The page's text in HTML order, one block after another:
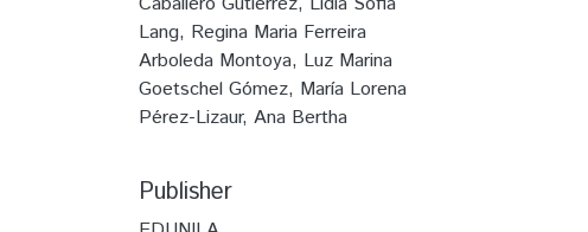
Lang, Regina Maria Ferreira
Arboleda Montoya, Luz Marina
Goetschel Gómez, María Lorena
Pérez-Lizaur, Ana Bertha
Publisher